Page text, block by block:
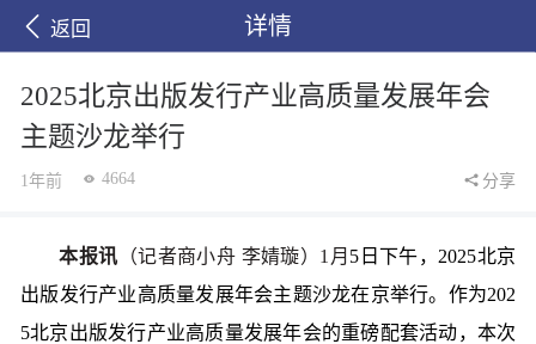
返回 详情
2025北京出版发行产业高质量发展年会
主题沙龙举行
1年前 4664 分享
本报讯 （记者商小舟 李婧璇）1月 5日下午，2025北京
出版发行产业高质量发展年会主题沙龙在京举行。作为202
5北京出版发行产业高质量发展年会的重磅配套活动，本次